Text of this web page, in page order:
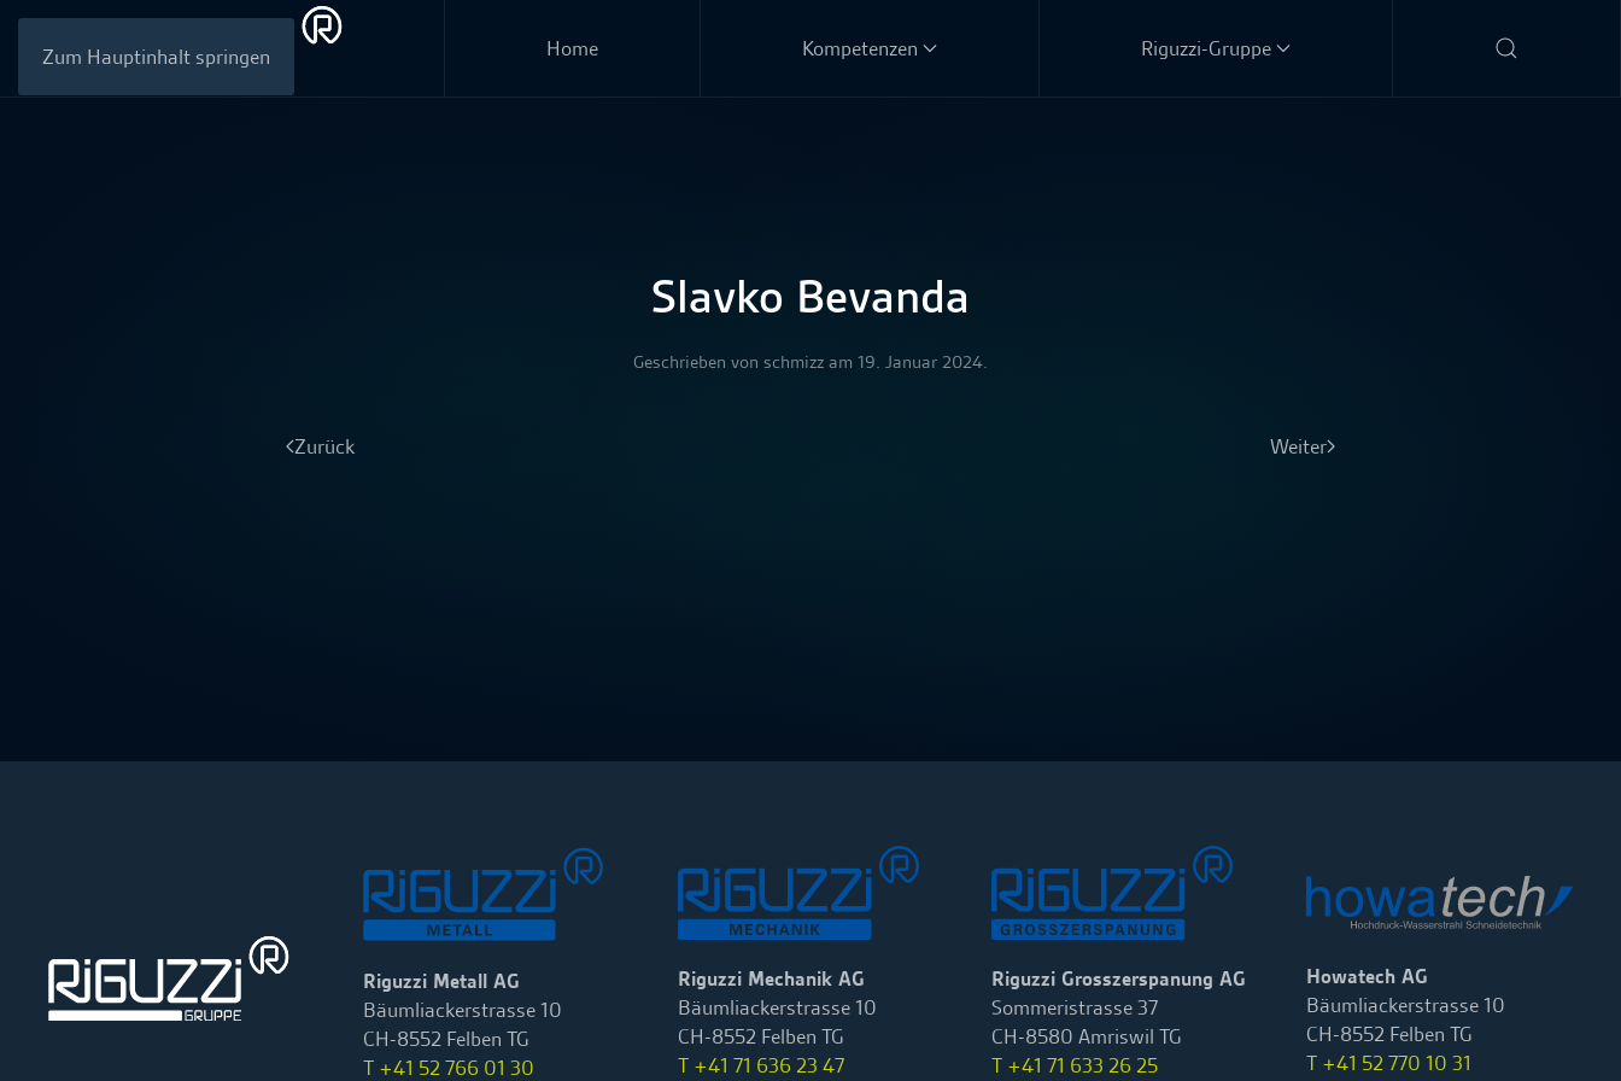
Zum Hauptinhalt springen Home Kompetenzen Riguzzi-Gruppe
Slavko Bevanda
Geschrieben von schmizz am 19. Januar 2024.
Zurück Weiter
Riguzzi Metall AG
Bäumliackerstrasse 10
CH-8552 Felben TG
T +41 52 766 01 30
Riguzzi Mechanik AG
Bäumliackerstrasse 10
CH-8552 Felben TG
T +41 71 636 23 47
Riguzzi Grosszerspanung AG
Sommeristrasse 37
CH-8580 Amriswil TG
T +41 71 633 26 25
Howatech AG
Bäumliackerstrasse 10
CH-8552 Felben TG
T +41 52 770 10 31